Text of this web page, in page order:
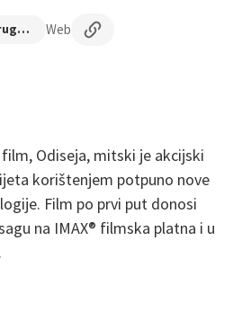
Zajednica udruga Centar nezavisne kulture Web
Odiseja, mitski je akcijski
korištenjem potpuno nove
Film po prvi put donosi
na IMAX® filmska platna i u